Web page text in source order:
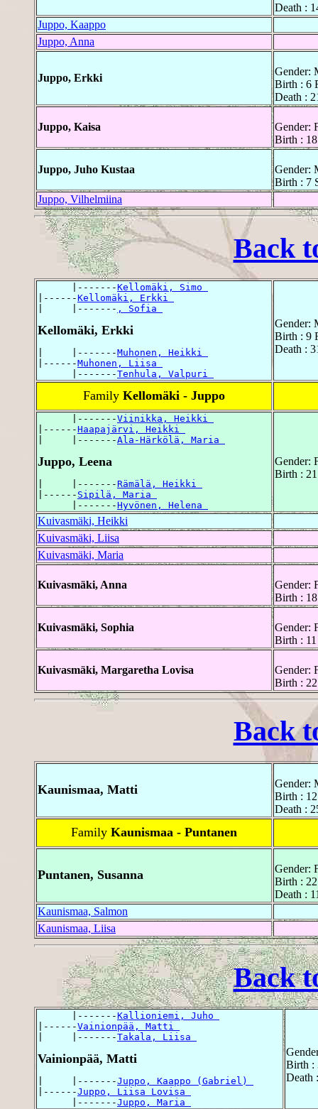
Death :
Juppo, Kaappo
Juppo, Anna
Juppo, Erkki
Gender:
Birth : 6
Death :
Juppo, Kaisa
Gender:
Birth :
Juppo, Juho Kustaa
Gender:
Birth : 7
Juppo, Vilhelmiina
Back
      |-------
Kellomäki, Simo
|------Kellomäki, Erkki
|     |------- , Sofia
Kellomäki, Erkki
|     |-------Muhonen, Heikki
|------Muhonen, Liisa
      |-------
Tenhula, Valpuri
Gender:
Birth : 9
Death :
Family Kellomäki - Juppo
      |-------
Viinikka, Heikki
|------Haapajärvi, Heikki
|     |-------Ala-Härkölä, Maria
Juppo, Leena
|     |-------Rämälä, Heikki
|------ Sipilä, Maria
      |-------
Hyvönen, Helena
Gender:
Birth :
Kuivasmäki, Heikki
Kuivasmäki, Liisa
Kuivasmäki, Maria
Kuivasmäki, Anna
Gender:
Birth :
Kuivasmäki, Sophia
Gender:
Birth :
Kuivasmäki, Margaretha Lovisa
Gender:
Birth :
Back
Kaunismaa, Matti
Gender:
Birth :
Death :
Family Kaunismaa - Puntanen
Puntanen, Susanna
Gender:
Birth :
Death :
Kaunismaa, Salmon
Kaunismaa, Liisa
Back
      |-------
Kallioniemi, Juho
|------Vainionpää, Matti
|     |-------Takala, Liisa
Vainionpää, Matti
|     |-------Juppo, Kaappo (Gabriel)
|------Juppo, Liisa Lovisa
      |-------
Juppo, Maria
Birth :
Death